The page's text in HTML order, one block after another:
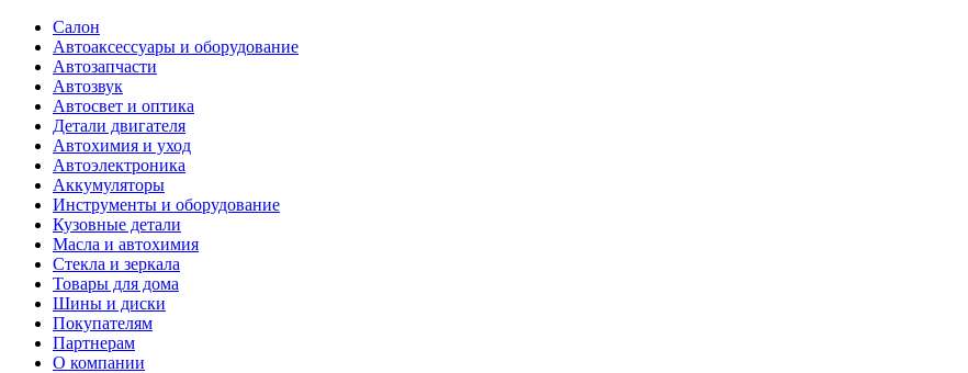
Салон
Автоаксессуары и оборудование
Автозапчасти
Автозвук
Автосвет и оптика
Детали двигателя
Автохимия и уход
Автоэлектроника
Аккумуляторы
Инструменты и оборудование
Кузовные детали
Масла и автохимия
Стекла и зеркала
Товары для дома
Шины и диски
Покупателям
Партнерам
О компании